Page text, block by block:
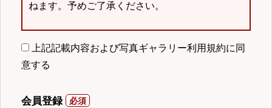
ねます。予めご了承ください。
上記記載内容および写真ギャラリー利用規約に同
意する
会員登録